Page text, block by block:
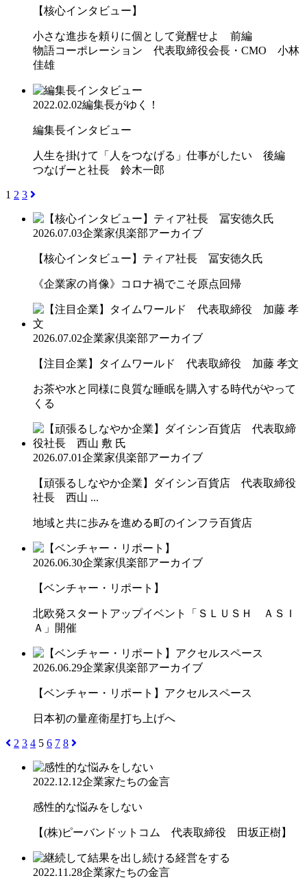
【核心インタビュー】
小さな進歩を頼りに個として覚醒せよ 前編
物語コーポレーション 代表取締役会長・CMO 小林
佳雄
2022.02.02編集長がゆく！
編集長インタビュー
人生を掛けて「人をつなげる」仕事がしたい 後編
つなげーと社長 鈴木一郎
1 2 3
2026.07.03企業家倶楽部アーカイブ
【核心インタビュー】ティア社長 冨安徳久氏
《企業家の肖像》コロナ禍でこそ原点回帰
2026.07.02企業家倶楽部アーカイブ
【注目企業】タイムワールド 代表取締役 加藤 孝文
お茶や水と同様に良質な睡眠を購入する時代がやって
くる
2026.07.01企業家倶楽部アーカイブ
【頑張るしなやか企業】ダイシン百貨店 代表取締役
社長 西山 ...
地域と共に歩みを進める町のインフラ百貨店
2026.06.30企業家倶楽部アーカイブ
【ベンチャー・リポート】
北欧発スタートアップイベント「ＳＬＵＳＨ ＡＳＩ
Ａ」開催
2026.06.29企業家倶楽部アーカイブ
【ベンチャー・リポート】アクセルスペース
日本初の量産衛星打ち上げへ
2 3 4 5 6 7 8
2022.12.12企業家たちの金言
感性的な悩みをしない
【(株)ピーバンドットコム 代表取締役 田坂正樹】
2022.11.28企業家たちの金言